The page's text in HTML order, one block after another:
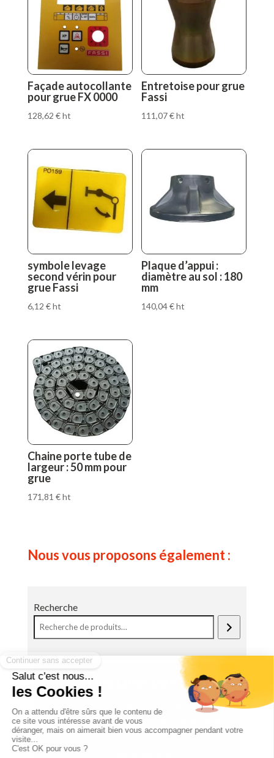
Façade autocollante
pour grue FX 0000
128,62 €ht
Entretoise pour grue
Fassi
111,07€ht
symbole levage
second vérin pour
grue Fassi
6,12 €ht
Plaque d’appui :
diamètre au sol : 180
mm
140,04€ht
Chaine porte tube de
largeur : 50 mm pour
grue
171,81 €ht
Nous vous proposons également :
Recherche
Une Question ?
Contactez directement le magasin. Les
équipes Lerouge pourront répondre à votre